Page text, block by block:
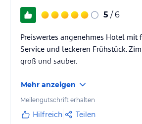
5 / 6
Preiswertes angenehmes Hotel mit
Service und leckeren Frühstück.
groß und sauber.
Mehr anzeigen
Meilengutschrift erhalten
Hilfreich Teilen